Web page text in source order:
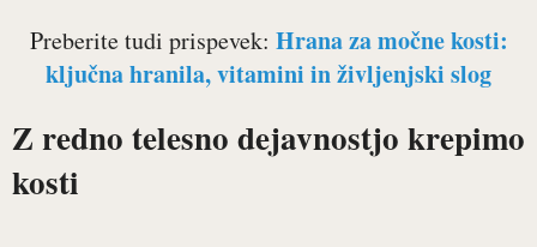
Preberite tudi prispevek: Hrana za močne kosti:
ključna hranila, vitamini in življenjski slog
Z redno telesno dejavnostjo krepimo
kosti